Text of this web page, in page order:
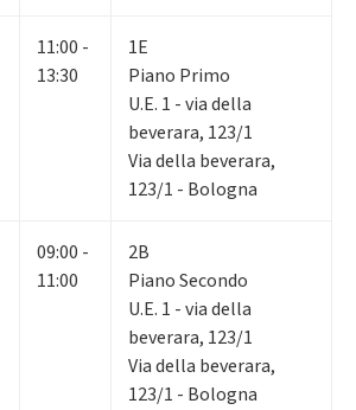
11:00 -
13:30
1E
Piano Primo
U.E. 1 - via della
beverara, 123/1
Via della beverara,
123/1 - Bologna
09:00 -
11:00
2B
Piano Secondo
U.E. 1 - via della
beverara, 123/1
Via della beverara,
123/1 - Bologna